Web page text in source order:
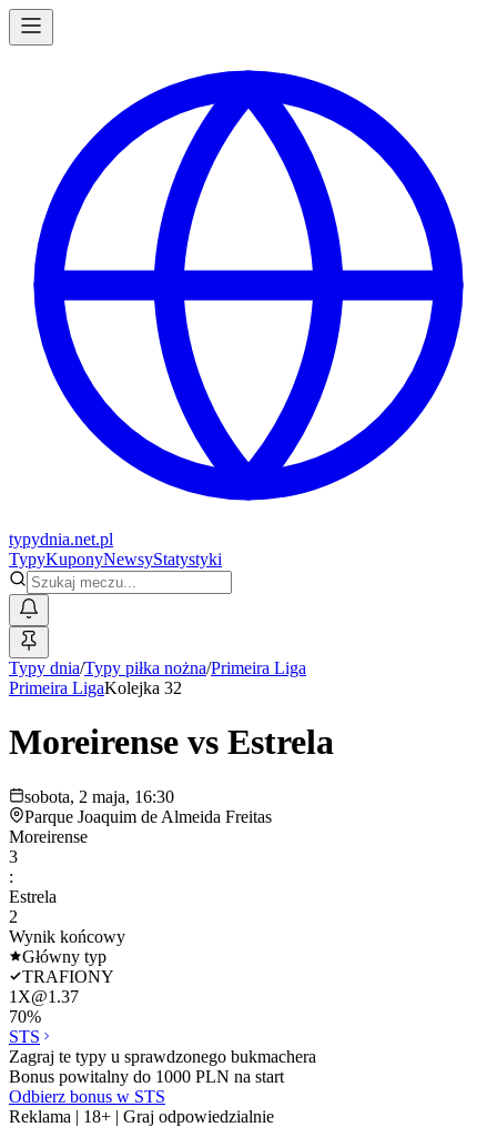
typydnia.net.pl
TypyKuponyNewsyStatystyki
Typy dnia/Typy piłka nożna/Primeira Liga
Primeira LigaKolejka 32
Moreirense vs Estrela
sobota, 2 maja, 16:30
Parque Joaquim de Almeida Freitas
Moreirense
3
:
Estrela
2
Wynik końcowy
Główny typ
TRAFIONY
1X@1.37
70%
STS
Zagraj te typy u sprawdzonego bukmachera
Bonus powitalny do 1000 PLN na start
Odbierz bonus w STS
Reklama | 18+ | Graj odpowiedzialnie